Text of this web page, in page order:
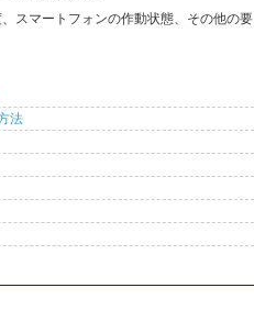
スマートフォンの作動状態、その他の
法